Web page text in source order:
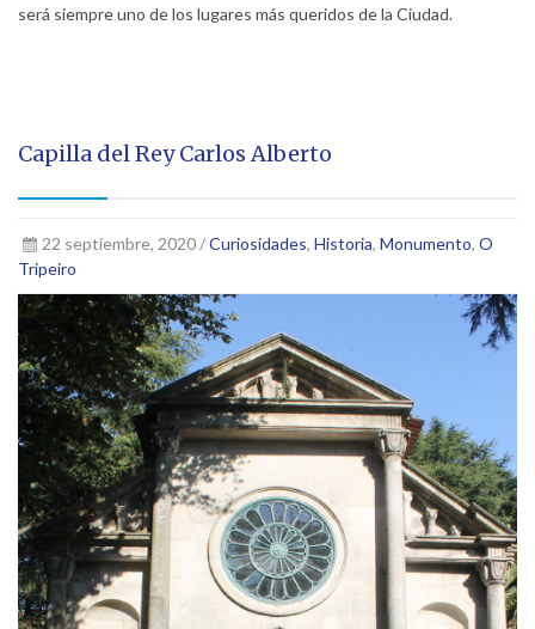
será siempre uno de los lugares más queridos de la Ciudad.
Capilla del Rey Carlos Alberto
22 septiembre, 2020 /Curiosidades, Historia, Monumento, O
Tripeiro